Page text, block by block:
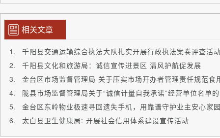
相关文章
千阳县交通运输综合执法大队扎实开展行政执法案卷评查活
千阳县文化和旅游局：诚信宣传进景区 清风护航促发展
陇县市场监督管理局关于“诚信计量自我承诺”经营单位名单
金台区东岭物业极速寻回遗失手机，用靠谱守护业主安心家
太白县卫生健康局: 开展社会信用体系建设宣传活动